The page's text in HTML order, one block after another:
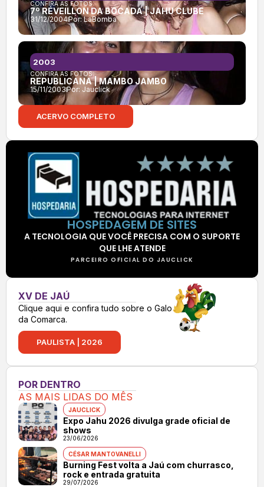
CONFIRA AS FOTOS:
7º RÉVEILLON DA BOCADA | JAHU CLUBE
31/12/2004Por:LaBomba
CONFIRA AS FOTOS:
REPUBLICANA | MAMBO JAMBO
15/11/2003Por: Jauclick
2003
ACERVO COMPLETO
HOSPEDAGEM DE SITES
A TECNOLOGIA QUE VOCÊ PRECISA COM O SUPORTE
QUE LHE ATENDE
PARCEIRO OFICIAL DO JAUCLICK
XV DE JAÚ
Clique aqui e confira tudo sobre o Galo
da Comarca.
PAULISTA | 2026
POR DENTRO
AS MAIS LIDAS DO MÊS
JAUCLICK
Expo Jahu 2026 divulga grade oficial de
shows
23/06/2026
CÉSAR MANTOVANELLI
Burning Fest volta a Jaú com churrasco,
rock e entrada gratuita
29/07/2026